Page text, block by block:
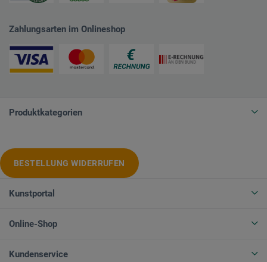
Zahlungsarten im Onlineshop
Produktkategorien
BESTELLUNG WIDERRUFEN
Kunstportal
Online-Shop
Kundenservice